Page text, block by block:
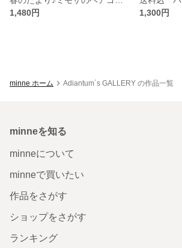
1,480円
1,300円
minne ホーム Adiantum´s GALLERY の作品一覧
minneを知る
minneについて
minneで買いたい
作品をさがす
ショップをさがす
ランキング